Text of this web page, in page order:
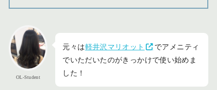
OL-Student
元々は軽井沢マリオット
でアメニティ
でいただいたのがきっかけで使い始めま
した！